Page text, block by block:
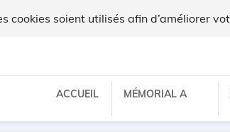
cookies soient utilisés afin d’améliorer
ACCUEIL MÉMORIAL A